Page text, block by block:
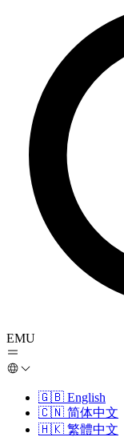
EMU
🇬🇧 English
🇨🇳 简体中文
🇭🇰 繁體中文